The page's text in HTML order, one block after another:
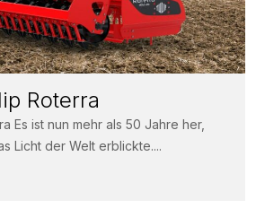
Roterra
Es ist nun mehr als 50 Jahre her,
Licht der Welt erblickte....